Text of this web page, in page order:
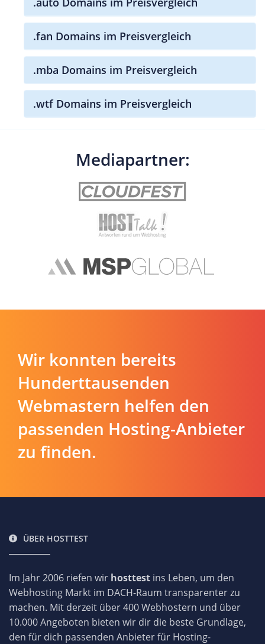
.fan Domains im Preisvergleich
.mba Domains im Preisvergleich
.wtf Domains im Preisvergleich
Mediapartner:
Wir konnten bereits
Hunderttausenden
Webmastern helfen den
passenden Hosting-Anbieter
zu finden.
ÜBER HOSTTEST
Im Jahr 2006 riefen wir hosttest ins Leben, um den
Webhosting Markt im DACH-Raum transparenter zu
machen. Mit derzeit über 400 Webhostern und über
10.000 Angeboten bieten wir dir die beste Grundlage,
den für dich passenden Anbieter für Hosting-